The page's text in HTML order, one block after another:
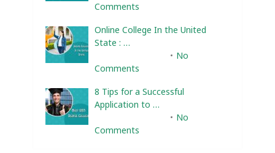
Comments
Online College In the United
State : …
No
Comments
8 Tips for a Successful
Application to …
No
Comments